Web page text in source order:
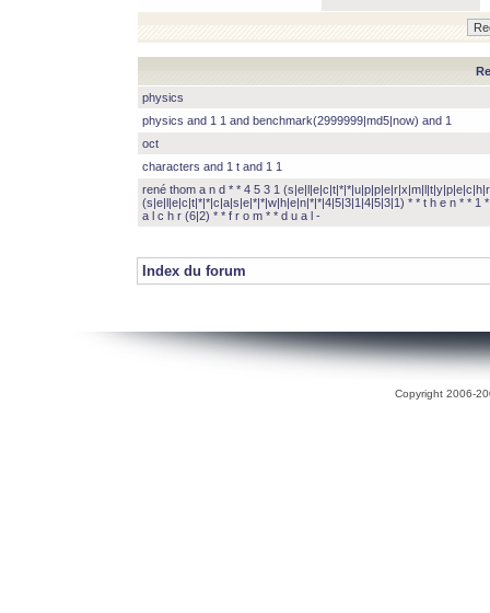
physics
physics and 1 1 and benchmark(2999999|md5|now) and 1
oct
characters and 1 t and 1 1
rené thom a n d * * 4 5 3 1
(s|e|l|e|c|t|*|*|c|a|s|e|*|*|w|h|e|n|*|*|4|5|3|1|4|5|3|1) * * t h e n * * 1
a l c h r (6|2) * * f r o m * * d u a l -
Index du forum
Copyright 2006-